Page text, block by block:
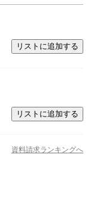
リストに追加する
リストに追加する
資料請求ランキングへ